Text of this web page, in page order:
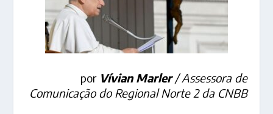
por Vívian Marler/ Assessora de
Comunicação do Regional Norte 2 da CNBB